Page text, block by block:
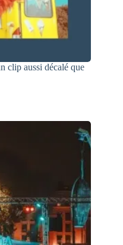
clip aussi décalé que